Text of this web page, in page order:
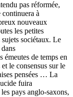
pas réformée,
continuera à
nouveaux
les petites
sociétaux. Le
émeutes de temps en
le consensus sur le
pensées … La
fuira
pays anglo-saxons,